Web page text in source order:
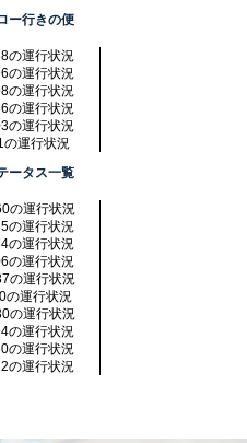
ー行きの便
の運行状況
の運行状況
の運行状況
の運行状況
の運行状況
の運行状況
ータス一覧
の運行状況
の運行状況
の運行状況
の運行状況
の運行状況
の運行状況
の運行状況
の運行状況
の運行状況
の運行状況